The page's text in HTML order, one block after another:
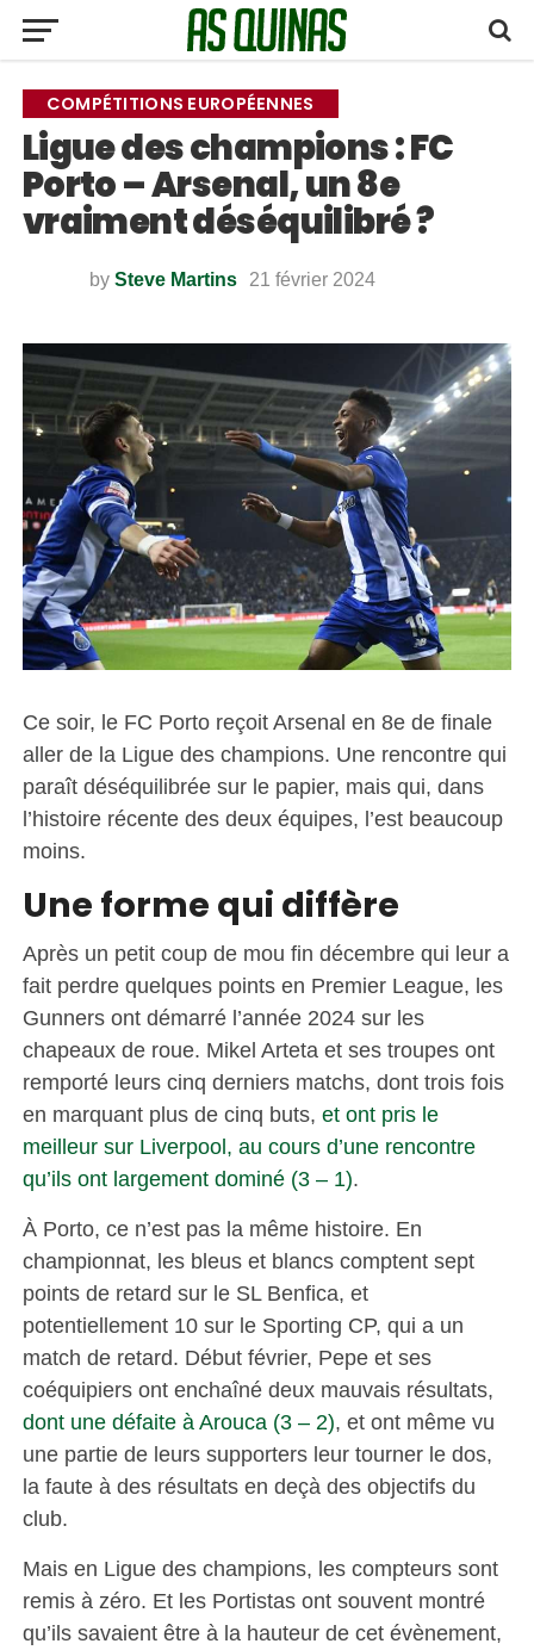
COMPÉTITIONS EUROPÉENNES
Ligue des champions : FC
Porto – Arsenal, un 8e
vraiment déséquilibré ?
by Steve Martins 21 février 2024
Ce soir, le FC Porto reçoit Arsenal en 8e de finale
aller de la Ligue des champions. Une rencontre qui
paraît déséquilibrée sur le papier, mais qui, dans
l’histoire récente des deux équipes, l’est beaucoup
moins.
Une forme qui diffère
Après un petit coup de mou fin décembre qui leur a
fait perdre quelques points en Premier League, les
Gunners ont démarré l’année 2024 sur les
chapeaux de roue. Mikel Arteta et ses troupes ont
remporté leurs cinq derniers matchs, dont trois fois
en marquant plus de cinq buts, et ont pris le
meilleur sur Liverpool, au cours d’une rencontre
qu’ils ont largement dominé (3 – 1).
À Porto, ce n’est pas la même histoire. En
championnat, les bleus et blancs comptent sept
points de retard sur le SL Benfica, et
potentiellement 10 sur le Sporting CP, qui a un
match de retard. Début février, Pepe et ses
coéquipiers ont enchaîné deux mauvais résultats,
dont une défaite à Arouca (3 – 2), et ont même vu
une partie de leurs supporters leur tourner le dos,
la faute à des résultats en deçà des objectifs du
club.
Mais en Ligue des champions, les compteurs sont
remis à zéro. Et les Portistas ont souvent montré
qu’ils savaient être à la hauteur de cet évènement,